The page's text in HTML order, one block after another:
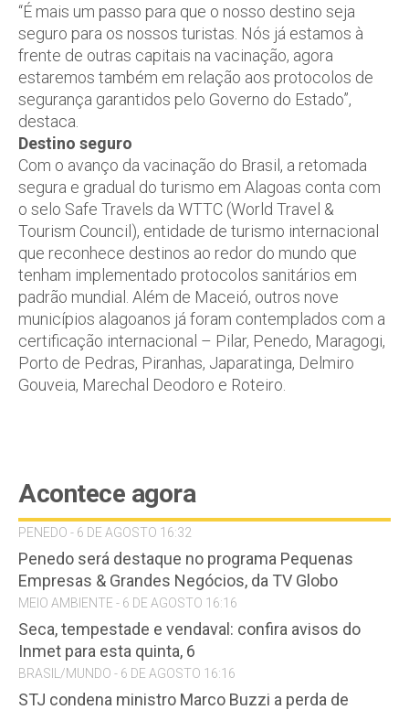
“É mais um passo para que o nosso destino seja
seguro para os nossos turistas. Nós já estamos à
frente de outras capitais na vacinação, agora
estaremos também em relação aos protocolos de
segurança garantidos pelo Governo do Estado”,
destaca.
Destino seguro
Com o avanço da vacinação do Brasil, a retomada
segura e gradual do turismo em Alagoas conta com
o selo Safe Travels da WTTC (World Travel &
Tourism Council), entidade de turismo internacional
que reconhece destinos ao redor do mundo que
tenham implementado protocolos sanitários em
padrão mundial. Além de Maceió, outros nove
municípios alagoanos já foram contemplados com a
certificação internacional – Pilar, Penedo, Maragogi,
Porto de Pedras, Piranhas, Japaratinga, Delmiro
Gouveia, Marechal Deodoro e Roteiro.
Acontece agora
PENEDO - 6 DE AGOSTO 16:32
Penedo será destaque no programa Pequenas
Empresas & Grandes Negócios, da TV Globo
MEIO AMBIENTE - 6 DE AGOSTO 16:16
Seca, tempestade e vendaval: confira avisos do
Inmet para esta quinta, 6
BRASIL/MUNDO - 6 DE AGOSTO 16:16
STJ condena ministro Marco Buzzi a perda de